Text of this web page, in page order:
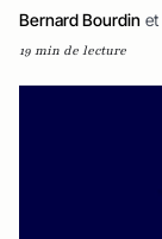
Bernard Bourdin et
19 min de lecture